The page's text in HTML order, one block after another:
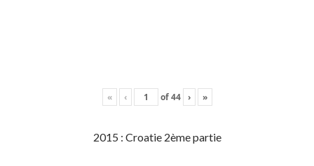
« ‹ of44 › »
2015 : Croatie 2ème partie